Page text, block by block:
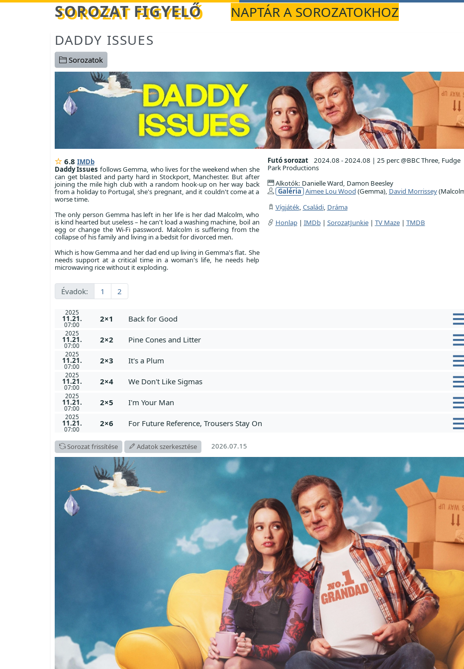
Betöltés... SOROZAT FIGYELŐ
NAPTÁR A SOROZATOKHOZ
DADDY ISSUES
Sorozatok
6.8 IMDb
Daddy Issues follows Gemma, who lives for the weekend when she
can get blasted and party hard in Stockport, Manchester. But after
joining the mile high club with a random hook-up on her way back
from a holiday to Portugal, she's pregnant, and it couldn't come at a
worse time.
The only person Gemma has left in her life is her dad Malcolm, who
is kind hearted but useless – he can't load a washing machine, boil an
egg or change the Wi-Fi password. Malcolm is suffering from the
collapse of his family and living in a bedsit for divorced men.
Which is how Gemma and her dad end up living in Gemma's flat. She
needs support at a critical time in a woman's life, he needs help
microwaving rice without it exploding.
Futó sorozat 2024.08 - 2024.08 | 25 perc @BBC Three, Fudge
Park Productions
Alkotók: Danielle Ward, Damon Beesley
Galéria Aimee Lou Wood (Gemma), David Morrissey
Vígjáték, Családi, Dráma
Honlap| IMDb| SorozatJunkie| TV Maze| TMDB
Évadok: 1 2
2025
11.21.
07:00
2×1 Back for Good
2025
11.21.
07:00
2×2 Pine Cones and Litter
2025
11.21.
07:00
2×3 It's a Plum
2025
11.21.
07:00
2×4 We Don't Like Sigmas
2025
11.21.
07:00
2×5 I'm Your Man
2025
11.21.
07:00
2×6 For Future Reference, Trousers Stay On
Sorozat frissítése Adatok szerkesztése 2026.07.15